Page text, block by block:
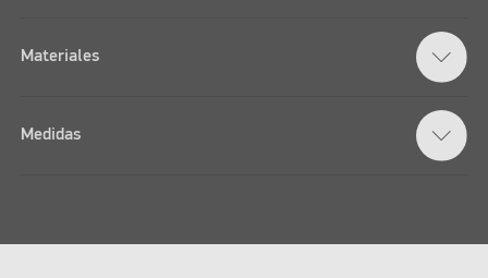
Materiales
Medidas